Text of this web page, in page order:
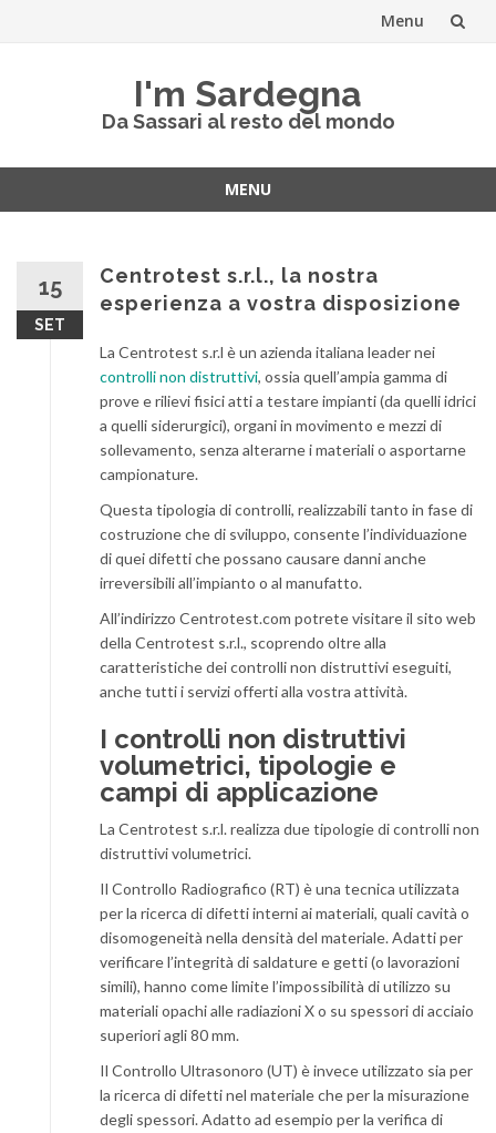
Menu
I'm Sardegna
Da Sassari al resto del mondo
MENU
15
SET
Centrotest s.r.l., la nostra
esperienza a vostra disposizione
La Centrotest s.r.l è un azienda italiana leader nei
controlli non distruttivi, ossia quell’ampia gamma di
prove e rilievi fisici atti a testare impianti (da quelli idrici
a quelli siderurgici), organi in movimento e mezzi di
sollevamento, senza alterarne i materiali o asportarne
campionature.
Questa tipologia di controlli, realizzabili tanto in fase di
costruzione che di sviluppo, consente l’individuazione
di quei difetti che possano causare danni anche
irreversibili all’impianto o al manufatto.
All’indirizzo Centrotest.com potrete visitare il sito web
della Centrotest s.r.l., scoprendo oltre alla
caratteristiche dei controlli non distruttivi eseguiti,
anche tutti i servizi offerti alla vostra attività.
I controlli non distruttivi
volumetrici, tipologie e
campi di applicazione
La Centrotest s.r.l. realizza due tipologie di controlli non
distruttivi volumetrici.
Il Controllo Radiografico (RT) è una tecnica utilizzata
per la ricerca di difetti interni ai materiali, quali cavità o
disomogeneità nella densità del materiale. Adatti per
verificare l’integrità di saldature e getti (o lavorazioni
simili), hanno come limite l’impossibilità di utilizzo su
materiali opachi alle radiazioni X o su spessori di acciaio
superiori agli 80 mm.
Il Controllo Ultrasonoro (UT) è invece utilizzato sia per
la ricerca di difetti nel materiale che per la misurazione
degli spessori. Adatto ad esempio per la verifica di